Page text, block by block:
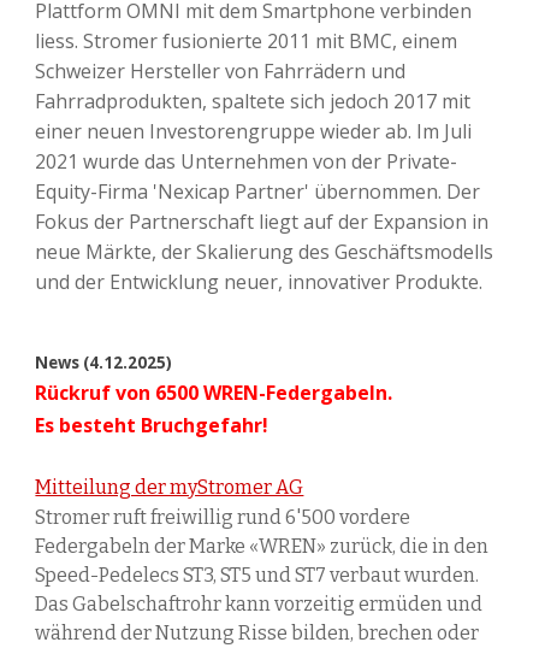
Plattform OMNI mit dem Smartphone verbinden
liess. Stromer fusionierte 2011 mit BMC, einem
Schweizer Hersteller von Fahrrädern und
Fahrradprodukten, spaltete sich jedoch 2017 mit
einer neuen Investorengruppe wieder ab. Im Juli
2021 wurde das Unternehmen von der Private-
Equity-Firma 'Nexicap Partner' übernommen. Der
Fokus der Partnerschaft liegt auf der Expansion in
neue Märkte, der Skalierung des Geschäftsmodells
und der Entwicklung neuer, innovativer Produkte.
News (4.12.2025)
Rückruf von 6500 WREN-Federgabeln.
Es besteht Bruchgefahr!
Mitteilung der myStromer AG
Stromer ruft freiwillig rund 6'500 vordere
Federgabeln der Marke «WREN» zurück, die in den
Speed-Pedelecs ST3, ST5 und ST7 verbaut wurden.
Das Gabelschaftrohr kann vorzeitig ermüden und
während der Nutzung Risse bilden, brechen oder